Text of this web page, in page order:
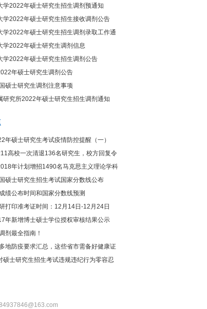
学2022年硕士研究生招生调剂预通知
学2022年硕士研究生招生接收调剂公告
学2022年硕士研究生招生调剂录取工作通
学2022年硕士研究生调剂信息
学2022年硕士研究生招生调剂公告
年硕士研究生调剂公告
硕士研究生调剂注意事项
研究所2022年硕士研究生招生调剂通知
年硕士研究生考试疫情防控提醒（一）
高校一次清退136名研究生，校方回复令
年计划增招1490名马克思主义理论学科
硕士研究生招生考试国家分数线公布
绩公布时间和国家分数线预测
打印准考证时间：12月14日-12月24日
年新增博士硕士学位授权审核结果公示
剂最全指南！
地防疫要求汇总，这些省市需备好健康证
硕士研究生招生考试违规违纪行为零容忍